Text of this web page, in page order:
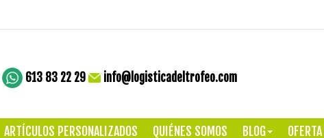
613 83 22 29 info@logisticadeltrofeo.com
ARTÍCULOS PERSONALIZADOS QUIÉNES SOMOS BLOG